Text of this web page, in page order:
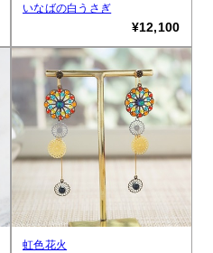
いなばの白うさぎ
¥12,100
虹色花火